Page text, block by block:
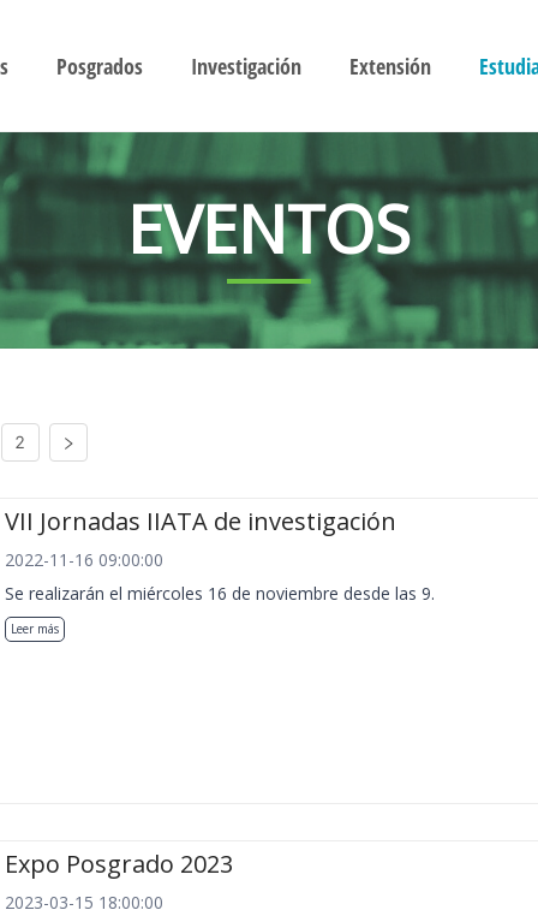
Posgrados Investigación Extensión
EVENTOS
2
VII Jornadas IIATA de investigación
2022-11-16 09:00:00
Se realizarán el miércoles 16 de noviembre desde las 9.
Leer más
Expo Posgrado 2023
2023-03-15 18:00:00